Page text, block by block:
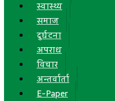
स्वास्थ्य
समाज
दुर्घटना
अपराध
विचार
अन्तर्वार्ता
E-Paper